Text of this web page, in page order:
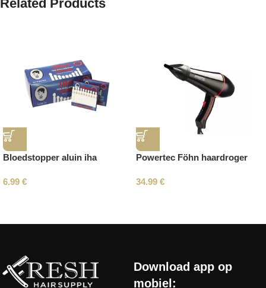
Related Products
Bloedstopper aluin iha
6.99 €
Powertec Föhn haardroger
34.99 €
Download app op
mobiel: